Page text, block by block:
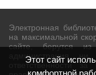
Электронная
на максимальной
сайте, берутся
администрация, ни
ответственности
Этот сайт
комфортной